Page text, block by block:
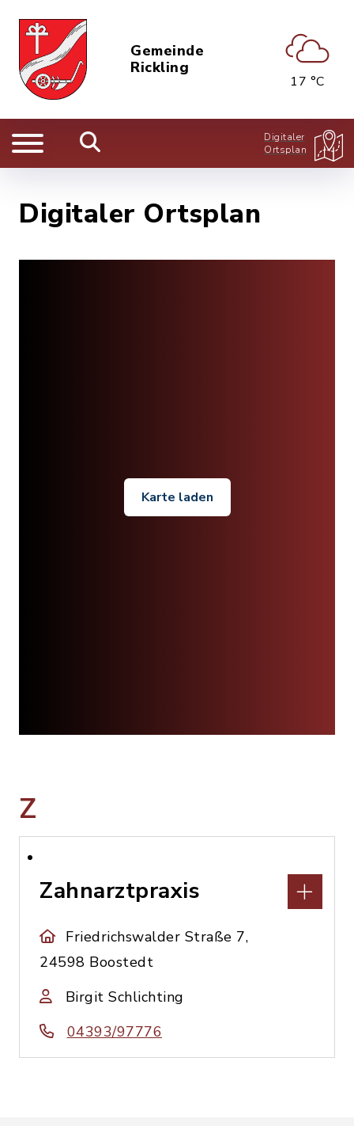
Gemeinde
Rickling
17 °C
Digitaler
Ortsplan
Digitaler Ortsplan
Karte laden
Z
Zahnarztpraxis
Friedrichswalder Straße 7,
24598 Boostedt
Birgit Schlichting
04393/97776